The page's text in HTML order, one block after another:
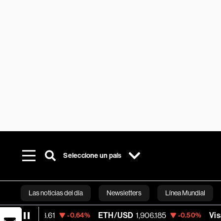
Seleccione un país
Las noticias del día Newsletters Línea Mundial
Bloomberg
ETH/USD 1,906.185 -0.50% Visa 365.52 -0.82%